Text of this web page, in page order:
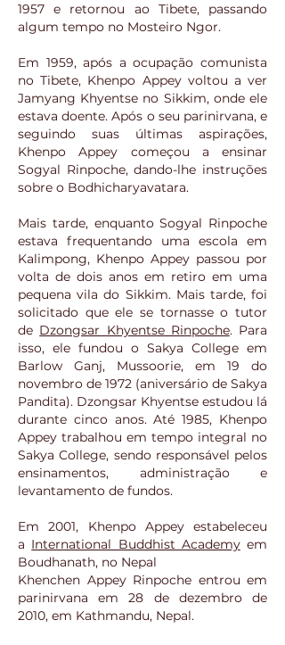
1957 e retornou ao Tibete, passando
algum tempo no Mosteiro Ngor.
Em 1959, após a ocupação comunista
no Tibete, Khenpo Appey voltou a ver
Jamyang Khyentse no Sikkim, onde ele
estava doente. Após o seu parinirvana, e
seguindo suas últimas aspirações,
Khenpo Appey começou a ensinar
Sogyal Rinpoche, dando-lhe instruções
sobre o Bodhicharyavatara.
Mais tarde, enquanto Sogyal Rinpoche
estava frequentando uma escola em
Kalimpong, Khenpo Appey passou por
volta de dois anos em retiro em uma
pequena vila do Sikkim. Mais tarde, foi
solicitado que ele se tornasse o tutor
de Dzongsar Khyentse Rinpoche. Para
isso, ele fundou o Sakya College em
Barlow Ganj, Mussoorie, em 19 do
novembro de 1972 (aniversário de Sakya
Pandita). Dzongsar Khyentse estudou lá
durante cinco anos. Até 1985, Khenpo
Appey trabalhou em tempo integral no
Sakya College, sendo responsável pelos
ensinamentos, administração e
levantamento de fundos.
Em 2001, Khenpo Appey estabeleceu
a International Buddhist Academyem
Boudhanath, no Nepal
Khenchen Appey Rinpoche entrou em
parinirvana em 28 de dezembro de
2010, em Kathmandu, Nepal.